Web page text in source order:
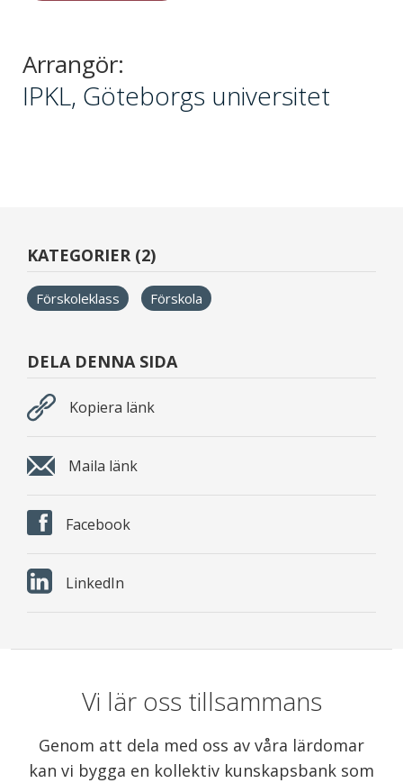
Arrangör:
IPKL, Göteborgs universitet
KATEGORIER (2)
Förskoleklass Förskola
DELA DENNA SIDA
Kopiera länk
Maila länk
Facebook
LinkedIn
Vi lär oss tillsammans
Genom att dela med oss av våra lärdomar
kan vi bygga en kollektiv kunskapsbank som